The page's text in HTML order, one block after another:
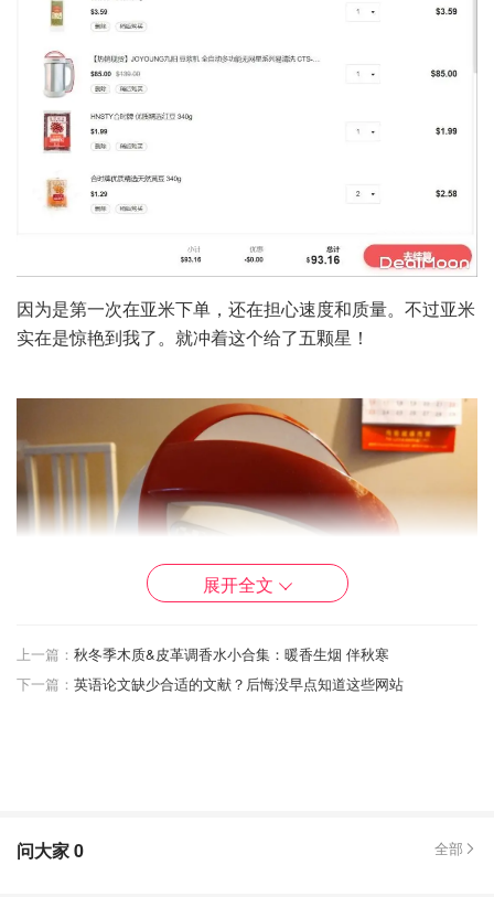
因为是第一次在亚米下单，还在担心速度和质量。不过亚米
实在是惊艳到我了。就冲着这个给了五颗星！
展开全文
上一篇： 秋冬季木质&皮革调香水小合集：暖香生烟 伴秋寒
下一篇： 英语论文缺少合适的文献？后悔没早点知道这些网站
问大家0 全部